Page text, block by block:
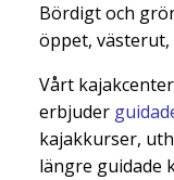
Bördigt och
öppet,
Vårt
erbjuder
kajakkurser,
längre guidade